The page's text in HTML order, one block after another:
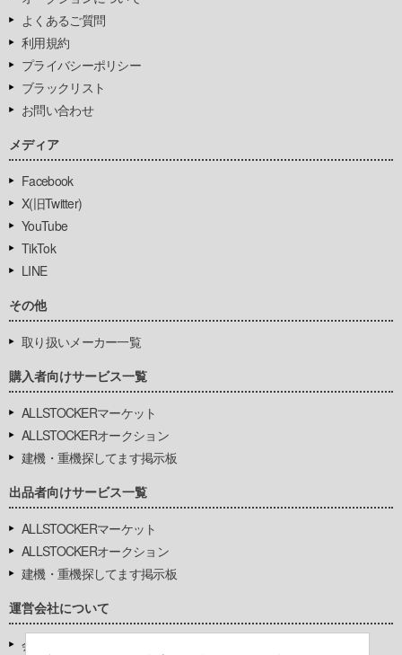
よくあるご質問
利用規約
プライバシーポリシー
ブラックリスト
お問い合わせ
メディア
Facebook
X(旧Twitter)
YouTube
TikTok
LINE
その他
取り扱いメーカー一覧
購入者向けサービス一覧
ALLSTOCKERマーケット
ALLSTOCKERオークション
建機・重機探してます掲示板
出品者向けサービス一覧
ALLSTOCKERマーケット
ALLSTOCKERオークション
建機・重機探してます掲示板
運営会社について
会社基本情報